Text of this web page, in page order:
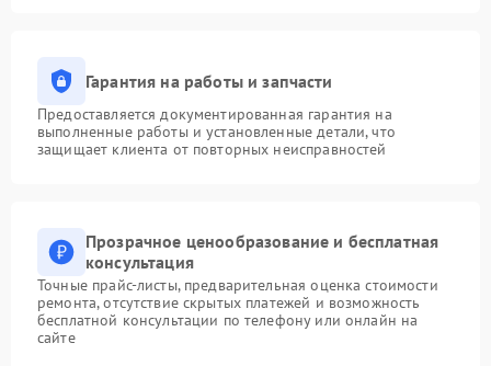
Гарантия на работы и запчасти
Предоставляется документированная гарантия на
выполненные работы и установленные детали, что
защищает клиента от повторных неисправностей
Прозрачное ценообразование и бесплатная
консультация
Точные прайс-листы, предварительная оценка стоимости
ремонта, отсутствие скрытых платежей и возможность
бесплатной консультации по телефону или онлайн на
сайте